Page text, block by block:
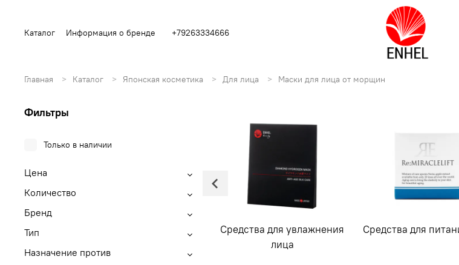
Каталог Информация о бренде +79263334666
Главная Каталог Японская косметика Для лица Маски для лица от морщин
Средства для увлажнения
лица
Средства для
Фильтры
Только в наличии
Цена
Количество
Бренд
Тип
Назначение против